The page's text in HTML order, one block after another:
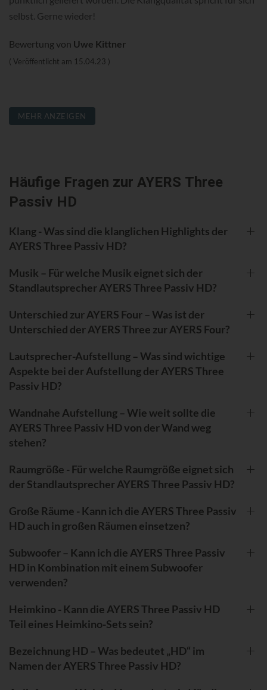
selbst. Gerne wieder!
Bewertung von Uwe Kittner
Veröffentlicht am 15.04.23
MEHR ANZEIGEN
Häufige Fragen zur AYERS Three
Passiv HD
Klang - Was sind die klanglichen Highlights der
AYERS Three Passiv HD?
Musik – Für welche Musik eignet sich der
Standlautsprecher AYERS Three Passiv HD?
Unterschied zur AYERS Four – Was ist der
Unterschied der AYERS Three zur AYERS Four?
Lautsprecher-Aufstellung – Was sind wichtige
Aspekte bei der Aufstellung der AYERS Three
Passiv HD?
Wandnahe Aufstellung – Wie weit sollte die
AYERS Three Passiv HD von der Wand weg
stehen?
Raumgröße - Für welche Raumgröße eignet sich
der Standlautsprecher AYERS Three Passiv HD?
Große Räume - Kann ich die AYERS Three Passiv
HD auch in großen Räumen einsetzen?
Subwoofer – Kann ich die AYERS Three Passiv
HD in Kombination mit einem Subwoofer
verwenden?
Heimkino - Kann die AYERS Three Passiv HD
Teil eines Heimkino-Sets sein?
Bezeichnung HD – Was bedeutet „HD“ im
Namen der AYERS Three Passiv HD?